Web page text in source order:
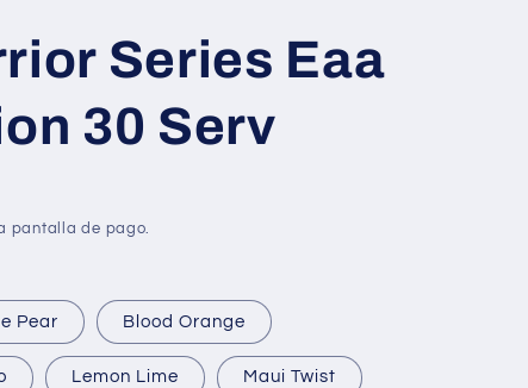
Series Eaa
30 Serv
pantalla de pago.
Pear Blood Orange
Lemon Lime Maui Twist